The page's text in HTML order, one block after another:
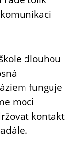
dlouhou
funguje
moci
kontakt